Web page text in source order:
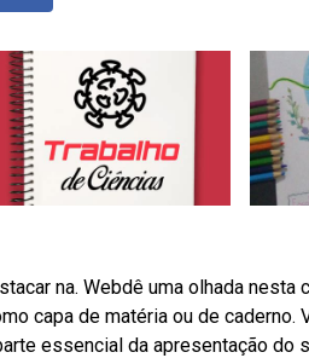
na. Webdê uma olhada nesta
capa de matéria ou de caderno.
essencial da apresentação do